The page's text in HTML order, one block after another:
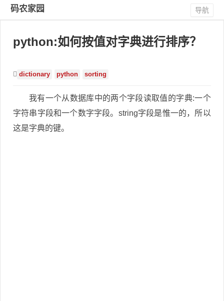
码农家园 导航
python:如何按值对字典进行排序？
dictionary python sorting
我有一个从数据库中的两个字段读取值的字典:一个
字符串字段和一个数字字段。string字段是惟一的，所以
这是字典的键。